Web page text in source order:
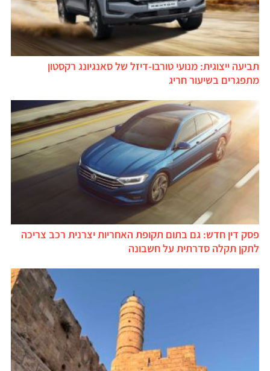
תביעה ייצוגית: מנועי טורבו-דיזל של סאנגיונג רקסטון
מתפגרים בשיעור חריג
פסק דין חדש: גם בתום תקופת האחריות יצרנית רכב צריכה
לתקן תקלה סדרתית על חשבונה